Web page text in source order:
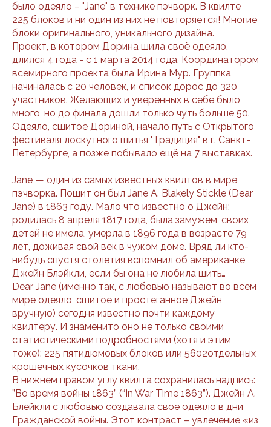
было одеяло – "Jane" в технике пэчворк. В квилте
225 блоков и ни один из них не повторяется! Многие
блоки оригинального, уникального дизайна.
Проект, в котором Дорина шила своё одеяло,
длился 4 года - с 1 марта 2014 года. Координатором
всемирного проекта была Ирина Мур. Группка
начиналась с 20 человек, и список дорос до 320
участников. Желающих и уверенных в себе было
много, но до финала дошли только чуть больше 50.
Одеяло, сшитое Дориной, начало путь с Открытого
фестиваля лоскутного шитья "Традиция" в г. Санкт-
Петербурге, а позже побывало ещё на 7 выставках.
Jane — один из самых известных квилтов в мире
пэчворка. Пошит он был Jane A. Blakely Stickle (Dear
Jane) в 1863 году. Мало что известно о Джейн:
родилась 8 апреля 1817 года, была замужем, своих
детей не имела, умерла в 1896 года в возрасте 79
лет, доживая свой век в чужом доме. Вряд ли кто-
нибудь спустя столетия вспомнил об американке
Джейн Блэйкли, если бы она не любила шить…
Dear Jane (именно так, с любовью называют во всем
мире одеяло, сшитое и простеганное Джейн
вручную) сегодня известно почти каждому
квилтеру. И знаменито оно не только своими
статистическими подробностями (хотя и этим
тоже): 225 пятидюмовых блоков или 5602отдельных
крошечных кусочков ткани.
В нижнем правом углу квилта сохранилась надпись:
”Во время войны 1863” (“In War Time 1863”). Джейн А.
Блейкли с любовью создавала свое одеяло в дни
Гражданской войны. Этот контраст – увлечение «из